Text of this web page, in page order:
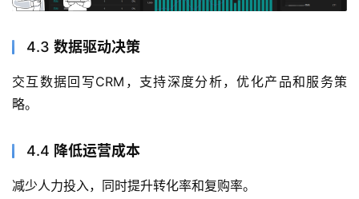
4.3 数据驱动决策
交互数据回写CRM，支持深度分析，优化产品和服务策
略。
4.4 降低运营成本
减少人力投入，同时提升转化率和复购率。